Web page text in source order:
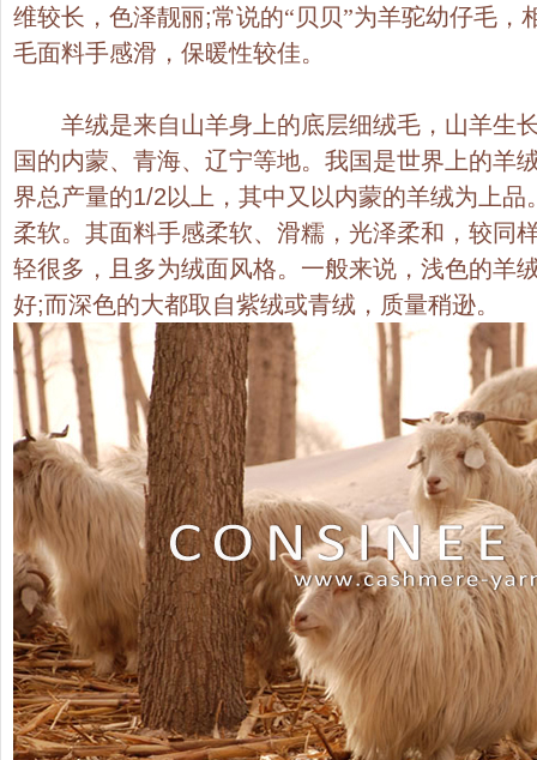
维较长，色泽靓丽;常说的“贝贝”为羊驼幼仔毛，
毛面料手感滑，保暖性较佳。
羊绒是来自山羊身上的底层细绒毛，山羊生
国的内蒙、青海、辽宁等地。我国是世界上的羊
界总产量的1/2以上，其中又以内蒙的羊绒为上
柔软。其面料手感柔软、滑糯，光泽柔和，较同
轻很多，且多为绒面风格。一般来说，浅色的羊
好;而深色的大都取自紫绒或青绒，质量稍逊。